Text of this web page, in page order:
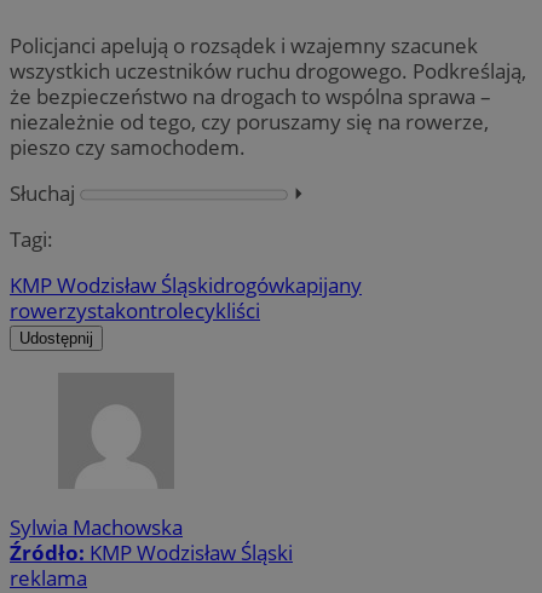
Policjanci apelują o rozsądek i wzajemny szacunek
wszystkich uczestników ruchu drogowego. Podkreślają,
że bezpieczeństwo na drogach to wspólna sprawa –
niezależnie od tego, czy poruszamy się na rowerze,
pieszo czy samochodem.
Słuchaj
⏵︎
Tagi:
KMP Wodzisław Śląskidrogówkapijany
rowerzystakontrolecykliści
Udostępnij
Sylwia Machowska
Źródło: KMP Wodzisław Śląski
reklama